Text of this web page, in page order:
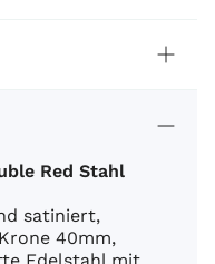
Red Stahl
satiniert,
40mm,